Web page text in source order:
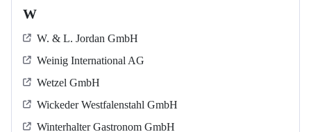
W
W. & L. Jordan GmbH
Weinig International AG
Wetzel GmbH
Wickeder Westfalenstahl GmbH
Winterhalter Gastronom GmbH